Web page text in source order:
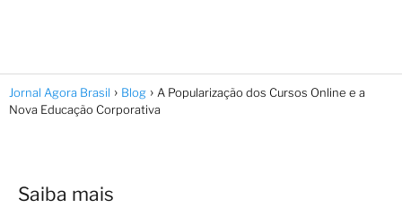
Jornal Agora Brasil Blog
A Popularização dos Cursos Online e a
Nova Educação Corporativa
Saiba mais